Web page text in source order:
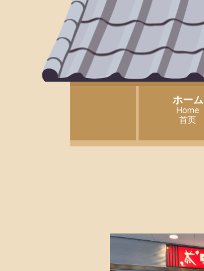
ホーム
Home
首页